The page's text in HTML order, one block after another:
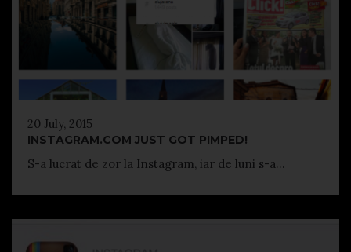
20 July, 2015
INSTAGRAM.COM JUST GOT PIMPED!
S-a lucrat de zor la Instagram, iar de luni s-a...